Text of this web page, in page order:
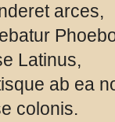
arces,
Latinus,
ab ea
colonis.